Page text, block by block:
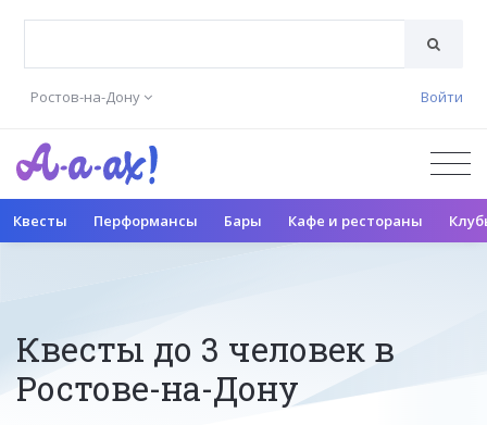
Ростов-на-Дону Войти
Квесты Перформансы Бары Кафе и рестораны
Квесты до 3 человек в
Ростове-на-Дону